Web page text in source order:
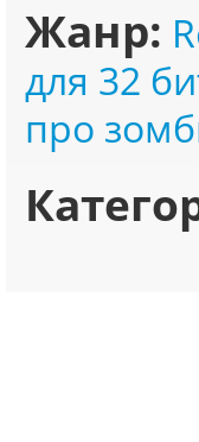
Жанр:
для 32
про